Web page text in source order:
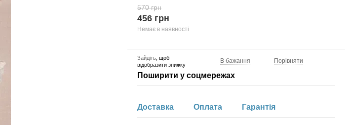
570 грн
456 грн
Немає в наявності
Зайдіть , щоб
відобразити знижку
В бажання Порівняти
Поширити у соцмережах
Доставка Оплата Гарантія